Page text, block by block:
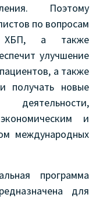
Поэтому
по вопросам
ХБП, а также
улучшение
а также
получать новые
и
международных
программа
для